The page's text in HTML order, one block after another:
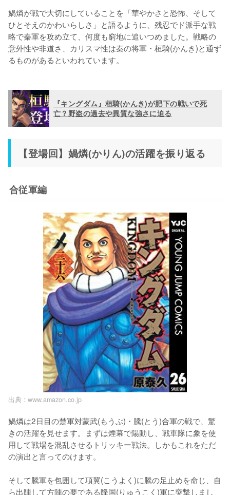
媧燐が戦で大切にしていることを「華やかさと恐怖、そして
ひとそえのかわいらしさ」と語るように、残忍でド派手な戦
略で秦軍を攻め立て、何度も窮地に追いつめました。戦略の
意外性や非道さ、カリスマ性は秦の将軍・桓騎(かんき)と通ず
るものがあるといわれています。
『キングダム』桓騎(かんき)が肥下の戦いで死
亡？野盗の過去や異質な強さに迫る
【登場回】媧燐(かりん)の活躍を振り返る
合従軍編
出典 : www.amazon.co.jp
媧燐は2日目の楚軍対蒙武(もうぶ)・騰(とう)合軍の戦で、驚
きの活躍を見せます。まずは煙幕で陽動し、戦車隊に象を使
用して戦場を混乱させるトリッキー戦法。しかもこれをただ
の演出と言ってのけます。
そして騰軍を包囲して項翼(こうよく)に騰の足止めを命じ、自
ら出陣して方陣の要である降国(りゅうこく)軍に突撃しまし